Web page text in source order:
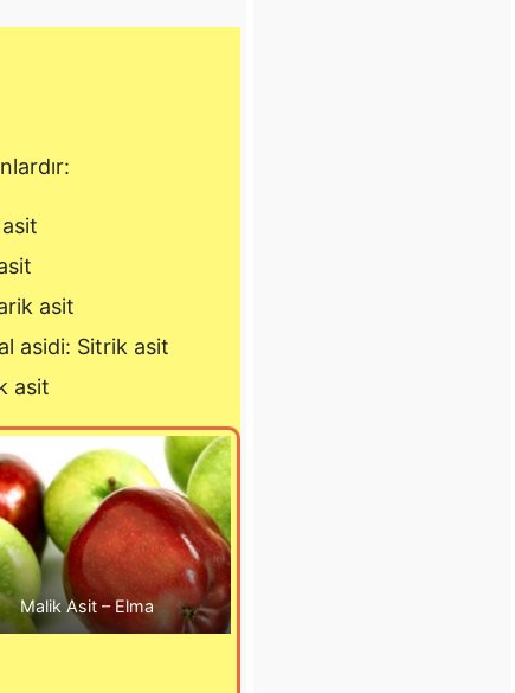
asit
asidi: Sitrik asit
asit
Malik Asit – Elma